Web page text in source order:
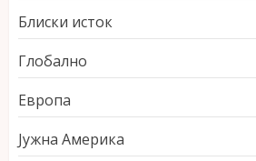
Блиски исток
Глобално
Европа
Јужна Америка